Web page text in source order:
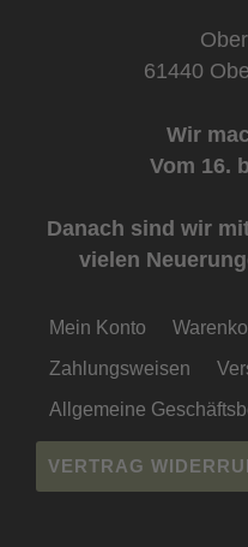
61440
Wir
Vom 16.
Danach sind wir
vielen
Mein Konto
Zahlungsweisen
Allgemeine
VERTRAG